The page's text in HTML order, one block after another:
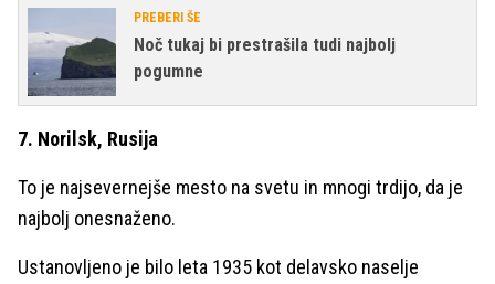
PREBERI ŠE
Noč tukaj bi prestrašila tudi najbolj
pogumne
7. Norilsk, Rusija
To je najsevernejše mesto na svetu in mnogi trdijo, da je
najbolj onesnaženo.
Ustanovljeno je bilo leta 1935 kot delavsko naselje